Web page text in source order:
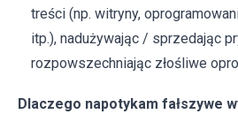
treści (np. witryny,
itp.), nadużywając / sprzedając
rozpowszechniając złośliwe
Dlaczego napotykam fałszywe